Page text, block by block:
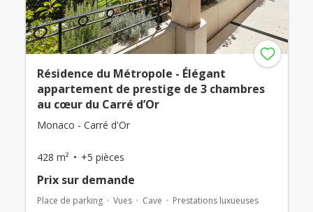
Résidence du Métropole - Élégant
appartement de prestige de 3 chambres
au cœur du Carré d’Or
Monaco - Carré d'Or
428 m² +5 pièces
Prix ​​sur demande
Place de parking Vues Cave Prestations luxueuses